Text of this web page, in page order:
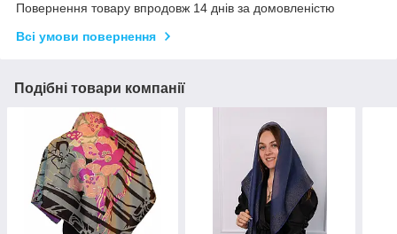
Повернення товару впродовж 14 днів за домовленістю
Всі умови повернення
Подібні товари компанії